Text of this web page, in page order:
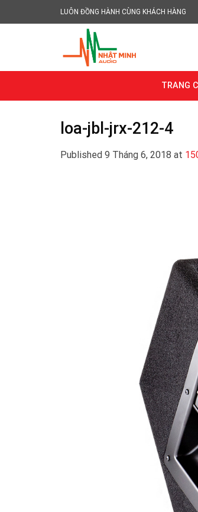
to
LUÔN ĐỒNG HÀNH CÙNG KHÁCH HÀNG
TRANG
loa-jbl-jrx-212-4
Published 9 Tháng 6, 2018 at